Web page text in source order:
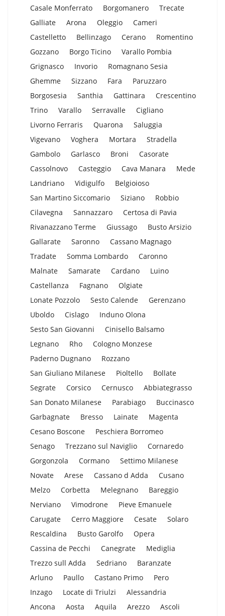
Casale Monferrato Borgomanero
Trecate
Galliate
Arona Oleggio
Cameri
Castelletto
Bellinzago Cerano
Romentino
Gozzano
Borgo Ticino
Varallo Pombia
Grignasco
Invorio
Romagnano Sesia
Ghemme
Sizzano Fara
Paruzzaro
Borgosesia
Santhia Gattinara
Crescentino
Trino
Varallo Serravalle
Cigliano
Livorno Ferraris
Quarona
Saluggia
Vigevano
Voghera Mortara
Stradella
Gambolo
Garlasco Broni
Casorate
Cassolnovo
Casteggio Cava Manara
Mede
Landriano
Vidigulfo
Belgioioso
San Martino Siccomario
Siziano
Robbio
Cilavegna
Sannazzaro
Certosa di Pavia
Rivanazzano Terme
Giussago
Busto Arsizio
Gallarate
Saronno
Cassano Magnago
Tradate
Somma Lombardo
Caronno
Malnate
Samarate Cardano
Luino
Castellanza
Fagnano
Olgiate
Lonate Pozzolo
Sesto Calende
Gerenzano
Uboldo
Cislago
Induno Olona
Sesto San Giovanni
Cinisello Balsamo
Legnano
Rho
Cologno Monzese
Paderno Dugnano
Rozzano
San Giuliano Milanese
Pioltello
Bollate
Segrate
Corsico Cernusco
Abbiategrasso
San Donato Milanese
Parabiago
Buccinasco
Garbagnate
Bresso Lainate
Magenta
Cesano Boscone
Peschiera Borromeo
Senago
Trezzano sul Naviglio
Cornaredo
Gorgonzola
Cormano
Settimo Milanese
Novate
Arese Cassano d Adda
Cusano
Melzo
Corbetta Melegnano
Bareggio
Nerviano
Vimodrone
Pieve Emanuele
Carugate
Cerro Maggiore Cesate
Solaro
Rescaldina
Busto Garolfo
Opera
Cassina de Pecchi
Canegrate
Mediglia
Trezzo sull Adda
Sedriano
Baranzate
Arluno
Paullo Castano Primo
Pero
Inzago
Locate di Triulzi
Alessandria
Ancona
Aosta Aquila Arezzo
Ascoli